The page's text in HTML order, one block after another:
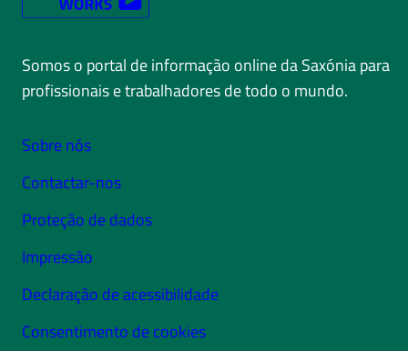
Somos o portal de informação online da Saxónia para
profissionais e trabalhadores de todo o mundo.
Sobre nós
Contactar-nos
Proteção de dados
Impressão
Declaração de acessibilidade
Consentimento de cookies